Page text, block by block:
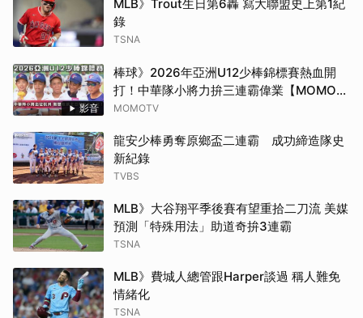
MLB》Trout生日第6轟 寫大聯盟史上第1紀
錄
TSNA
影音
棒球》2026年亞洲U12少棒錦標賽熱血開
打！中華隊小將力拚三連霸偉業【MOMO瘋
運動】
MOMOTV
龍安少棒勇奪原鄉盃二連霸 成功締造隊史
新紀錄
TVBS
MLB》大谷翔平季後賽有望重拾二刀流 美媒
預測「特殊用法」助道奇拚3連霸
TSNA
MLB》費城人總管跟Harper談過 稱人難免
情緒化
TSNA